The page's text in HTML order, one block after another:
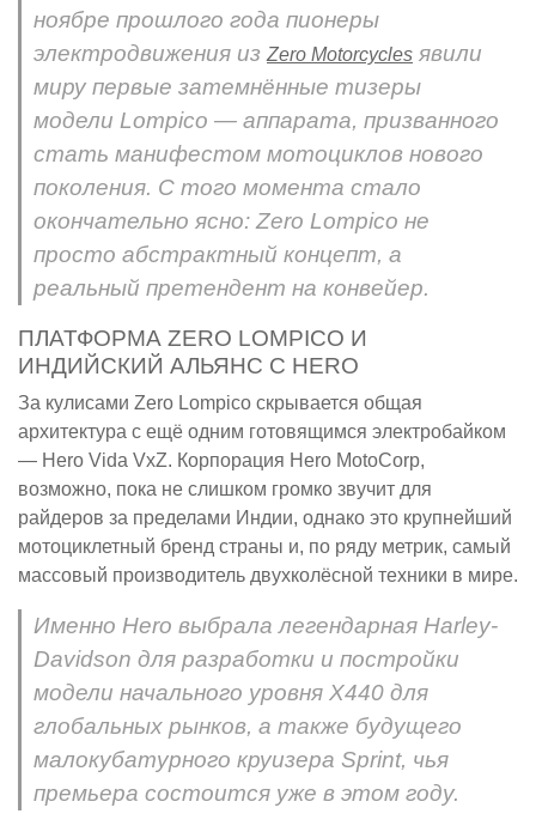
ноябре прошлого года пионеры
электродвижения из Zero Motorcycles явили
миру первые затемнённые тизеры
модели Lompico — аппарата, призванного
стать манифестом мотоциклов нового
поколения. С того момента стало
окончательно ясно: Zero Lompico не
просто абстрактный концепт, а
реальный претендент на конвейер.
ПЛАТФОРМА ZERO LOMPICO И
ИНДИЙСКИЙ АЛЬЯНС С HERO
За кулисами Zero Lompico скрывается общая
архитектура с ещё одним готовящимся электробайком
— Hero Vida VxZ. Корпорация Hero MotoCorp,
возможно, пока не слишком громко звучит для
райдеров за пределами Индии, однако это крупнейший
мотоциклетный бренд страны и, по ряду метрик, самый
массовый производитель двухколёсной техники в мире.
Именно Hero выбрала легендарная Harley-
Davidson для разработки и постройки
модели начального уровня X440 для
глобальных рынков, а также будущего
малокубатурного круизера Sprint, чья
премьера состоится уже в этом году.